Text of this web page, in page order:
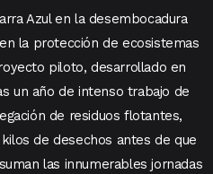
Azul en la desembocadura
la protección de ecosistemas
piloto, desarrollado en
un año de intenso trabajo de
de residuos flotantes,
de desechos antes de que
las innumerables jornadas